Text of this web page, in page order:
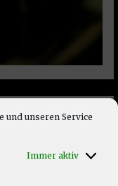
und unseren Service
Immer aktiv